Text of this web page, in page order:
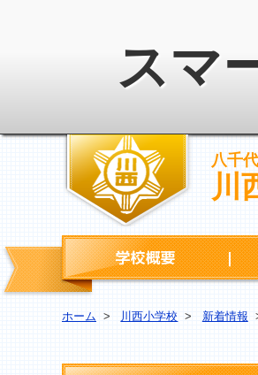
スマ
八千
川
学
ホーム > 川西小学校 > 新着情報